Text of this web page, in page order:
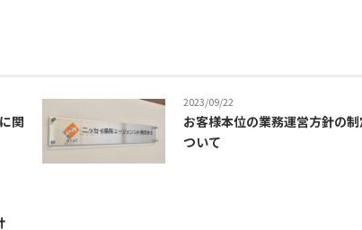
関
2023/09/22
お客様本位の業務運営方針の
ついて